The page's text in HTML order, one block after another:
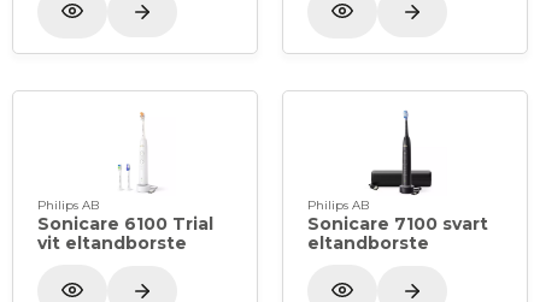
Philips AB
Sonicare 6100 Trial
vit eltandborste
Philips AB
Sonicare 7100 svart
eltandborste